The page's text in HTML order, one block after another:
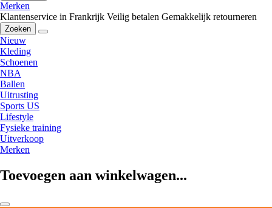
Merken
Klantenservice in Frankrijk Veilig betalen Gemakkelijk retourneren
Zoeken
Nieuw
Kleding
Schoenen
NBA
Ballen
Uitrusting
Sports US
Lifestyle
Fysieke training
Uitverkoop
Merken
Toevoegen aan winkelwagen...